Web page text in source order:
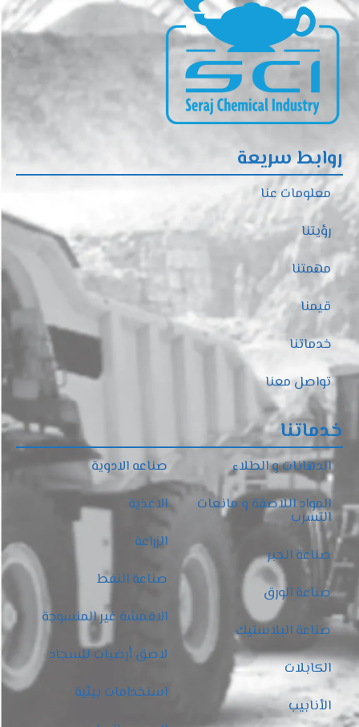
روابط سريعة
معلومات عنا
رؤيتنا
مهمتنا
قيمنا
خدماتنا
تواصل معنا
خدماتنا
الدهانات و الطلاء
المواد اللاصقة و مانعات
التسرب
صناعة الحبر
صناعة الورق
صناعة البلاستيك
الكابلات
الأنابيب
صناعه الادوية
الاغذية
الزراعة
صناعة النفط
الاقمشة غير المنسوجة
لاصق أرضيات للسجاد
استخدامات بيئية